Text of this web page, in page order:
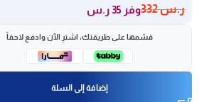
ر.س332 وفر 35 ر.س
قسّمها على طريقتك، اشترِ الآن وادفع لاحقاً
إضافة إلى السلة